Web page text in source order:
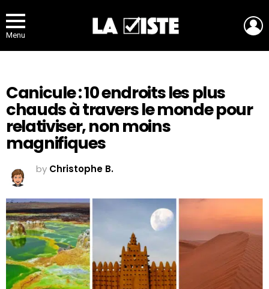
Menu
Canicule : 10 endroits les plus
chauds à travers le monde pour
relativiser, non moins
magnifiques
by Christophe B.